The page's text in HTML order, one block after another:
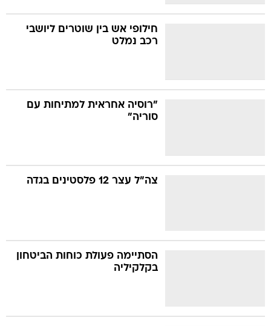
חילופי אש בין שוטרים ליושבי
רכב נמלט
"רוסיה אחראית למתיחות עם
סוריה"
צה"ל עצר 12 פלסטינים בגדה
הסתיימה פעולת כוחות הביטחון
בקלקיליה